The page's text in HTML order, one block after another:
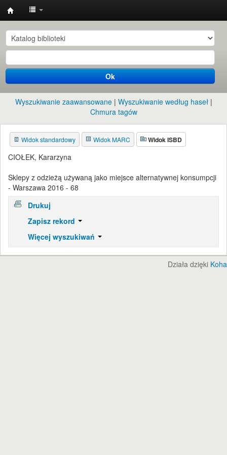
Instytut
Etnologii
i
Antropologii
Kulturowej
UW
Ok
Wyszukiwanie zaawansowane
Wyszukiwanie według haseł
Chmura tagów
Widok standardowy Widok MARC Widok ISBD
CIOŁEK, Kararzyna
Sklepy z odzieżą używaną jako miejsce alternatywnej konsumpcji
- Warszawa 2016 - 68
Drukuj
Zapisz rekord
Więcej wyszukiwań
Działa dzięki Koha